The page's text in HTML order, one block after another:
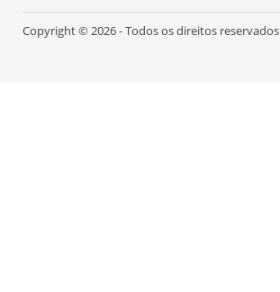
Copyright © 2026 - Todos os direitos reservados